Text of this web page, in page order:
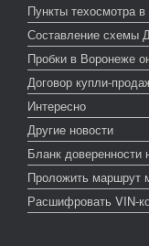
Пункты техосмотра
Составление схемы
Пробки в Воронеже
Договор купли-
Интересно
Другие новости
Бланк доверенности
Проложить маршрут
Расшифровать VIN-